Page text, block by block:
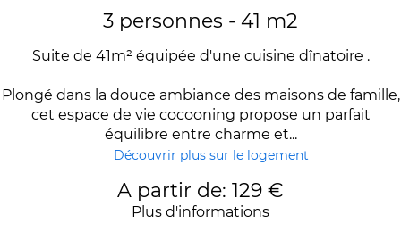
3 personnes - 41 m2
Suite de 41m² équipée d'une cuisine dînatoire .
Plongé dans la douce ambiance des maisons de famille,
cet espace de vie cocooning propose un parfait
équilibre entre charme et...
Découvrir plus sur le logement
A partir de: 129 €
Plus d'informations